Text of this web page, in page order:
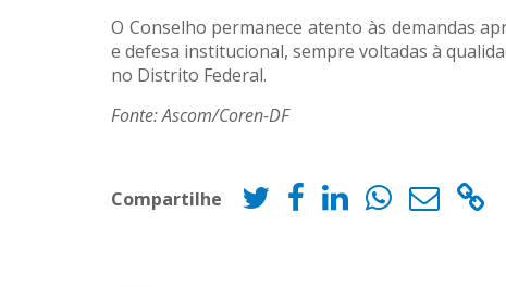
O Conselho permanece atento às demandas
e defesa institucional, sempre voltadas à
no Distrito Federal.
Fonte: Ascom/Coren-DF
Compartilhe